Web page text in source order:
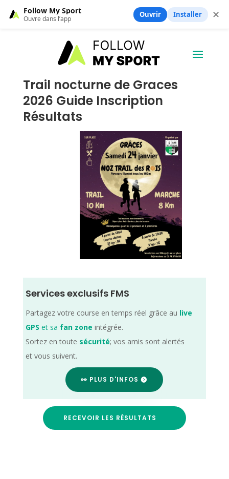
Trail nocturne de Graces
2026 Guide Inscription
Résultats
Services exclusifs FMS
Partagez votre course en temps réel grâce au live
GPS et sa fan zone intégrée.
Sortez en toute sécurité; vos amis sont alertés
et vous suivent.
👀 PLUS D'INFOS
RECEVOIR LES RÉSULTATS
Follow My Sport
Ouvre dans l’app Ouvrir Installer ✕